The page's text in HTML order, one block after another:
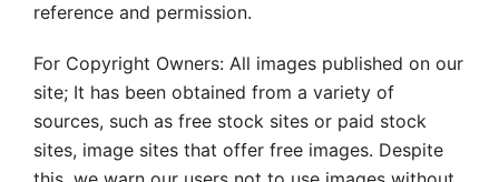
reference and permission.
For Copyright Owners: All images published on our
site; It has been obtained from a variety of
sources, such as free stock sites or paid stock
sites, image sites that offer free images. Despite